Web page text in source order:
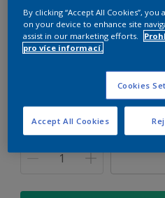
T8.11.76
2,5
Množství
By clicking “Accept All Cookies”,
on your device to enhance site
assist in our marketing efforts.
pro více informací.
Cookies
Accept All Cookies